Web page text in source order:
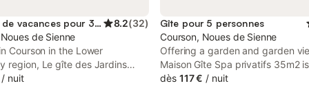
Location de vacances pour 3 personnes 8.2(32)
de Sienne
Courson in the Lower
region, Le gîte des Jardins
accommodation with
/ nuit
Gîte pour 5 personnes
Courson, Noues de Sienne
Offering a garden and garden
Maison Gîte Spa privatifs 35m2
in Courson, 36 km from Scriptorial
dès 117 € / nuit